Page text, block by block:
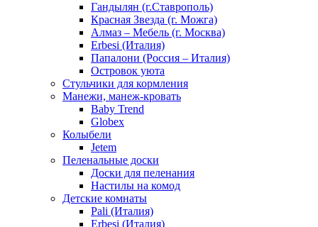
Гандылян (г.Ставрополь)
Красная Звезда (г. Можга)
Алмаз – Мебель (г. Москва)
Erbesi (Италия)
Папалони (Россия – Италия)
Островок уюта
Стульчики для кормления
Манежи, манеж-кровать
Baby Trend
Globex
Колыбели
Jetem
Пеленальные доски
Доски для пеленания
Настилы на комод
Детские комнаты
Pali (Италия)
Erbesi (Италия)